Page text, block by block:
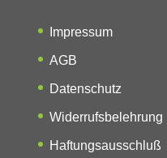
Impressum
AGB
Datenschutz
Widerrufsbelehrung
Haftungsausschluß